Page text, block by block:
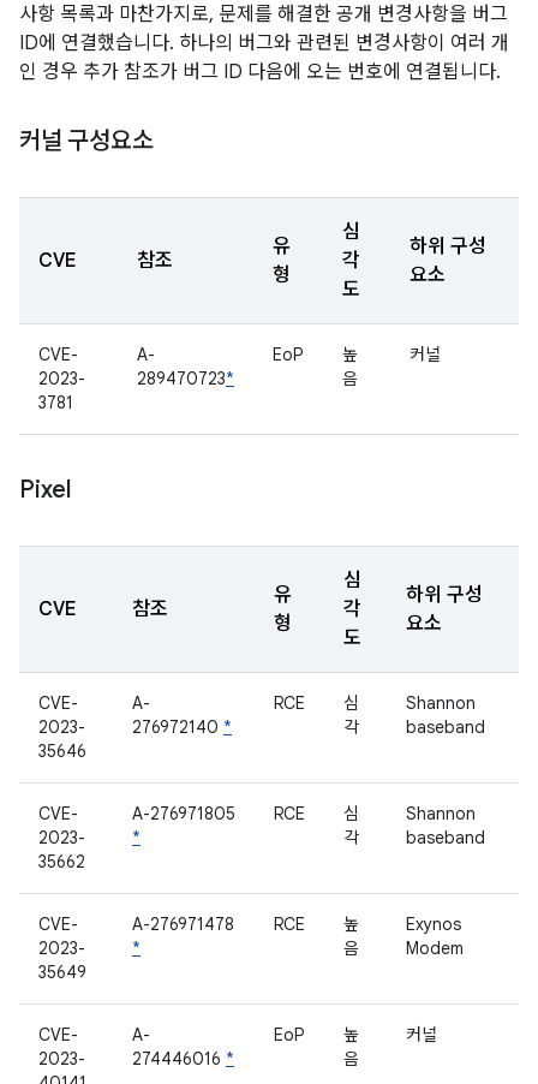
사항 목록과 마찬가지로, 문제를 해결한 공개 변경사항을 버그
ID에 연결했습니다. 하나의 버그와 관련된 변경사항이 여러 개
인 경우 추가 참조가 버그 ID 다음에 오는 번호에 연결됩니다.
커널 구성요소
CVE 참조
유
형
심
각
도
하위 구성
요소
CVE-
2023-
3781
A-
289470723*
EoP
높
음
커널
Pixel
CVE 참조
유
형
심
각
도
하위 구성
요소
CVE-
2023-
35646
A-
276972140 *
RCE
심
각
Shannon
baseband
CVE-
2023-
35662
A-276971805
*
RCE
심
각
Shannon
baseband
CVE-
2023-
35649
A-276971478
*
RCE
높
음
Exynos
Modem
CVE-
2023-
A-
274446016 *
EoP
높
음
커널